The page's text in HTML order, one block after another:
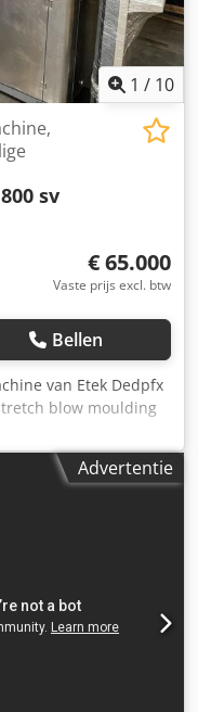
1 / 10
sv
€ 65.000
Vaste prijs excl. btw
Bellen
van Etek Dedpfx
blow moulding
flessen uit PET-
rotatieproductie
800 sv 1
Vermogen: 90 kW
ca. 6000 kg
Advertentie